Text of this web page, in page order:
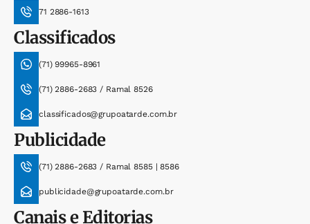
71 2886-1613
Classificados
(71) 99965-8961
(71) 2886-2683 / Ramal 8526
classificados@grupoatarde.com.br
Publicidade
(71) 2886-2683 / Ramal 8585 | 8586
publicidade@grupoatarde.com.br
Canais e Editorias